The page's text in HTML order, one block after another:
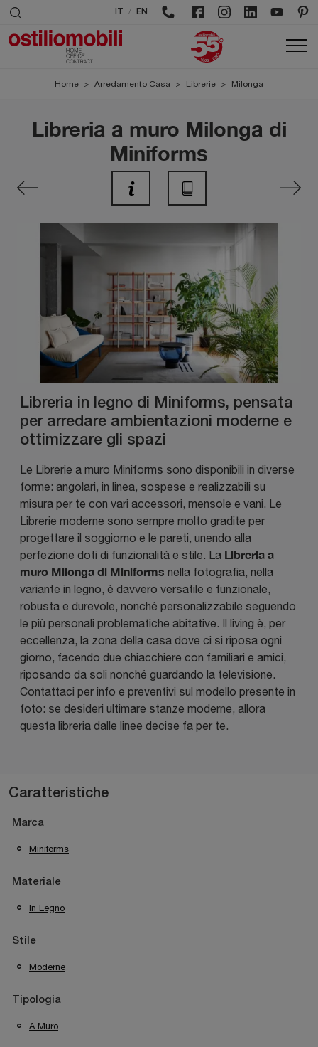
/ EN
Home > Arredamento Casa > Librerie > Milonga
Libreria a muro Milonga di
Miniforms
Libreria in legno di Miniforms, pensata
per arredare ambientazioni moderne e
ottimizzare gli spazi
Le Librerie a muro Miniforms sono disponibili in diverse
forme: angolari, in linea, sospese e realizzabili su
misura per te con vari accessori, mensole e vani. Le
Librerie moderne sono sempre molto gradite per
progettare il soggiorno e le pareti, unendo alla
perfezione doti di funzionalità e stile. La Libreria a
muro Milonga di Miniforms nella fotografia, nella
variante in legno, è davvero versatile e funzionale,
robusta e durevole, nonché personalizzabile seguendo
le più personali problematiche abitative. Il living è, per
eccellenza, la zona della casa dove ci si riposa ogni
giorno, facendo due chiacchiere con familiari e amici,
riposando da soli nonché guardando la televisione.
Contattaci per info e preventivi sul modello presente in
foto: se desideri ultimare stanze moderne, allora
questa libreria dalle linee decise fa per te.
Caratteristiche
Marca
Miniforms
Materiale
In Legno
Stile
Moderne
Tipologia
A Muro